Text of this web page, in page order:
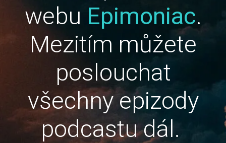
webu Epimoniac.
Mezitím můžete
poslouchat
všechny epizody
podcastu dál.